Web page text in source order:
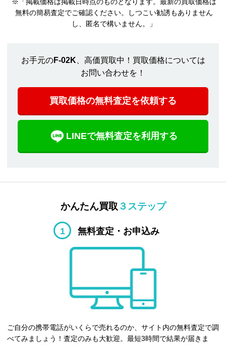
※「掲載価格は掲載日時点のものとなります。最新の買取価格は
無料の簡易査定でご確認ください。しつこい勧誘もありません
し、匿名で構いません。」
お手元のF-02K 、高価買取中！買取価格については
お問い合わせを！
買取価格の無料査定を依頼する
LINEで無料査定を利用する
かんたん買取 ３ステップ
1 無料査定・お申込み
ご自分の携帯電話がいくらで売れるのか、サイト内の無料査定で調
べてみましょう！査定のみも大歓迎。最短3時間で結果が届きま